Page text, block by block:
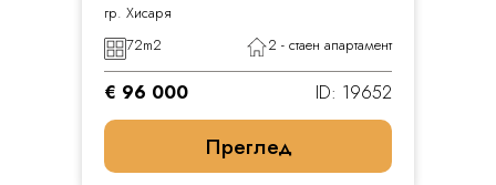
гр. Хисаря
72m2 2 - стаен апартамент
€ 96 000 ID: 19652
Преглед